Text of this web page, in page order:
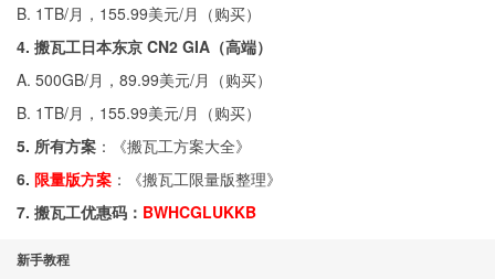
B. 1TB/月，155.99美元/月（购买）
4. 搬瓦工日本东京 CN2 GIA（高端）
A. 500GB/月，89.99美元/月（购买）
B. 1TB/月，155.99美元/月（购买）
5. 所有方案 ：《搬瓦工方案大全》
6. 限量版方案 ：《搬瓦工限量版整理》
7. 搬瓦工优惠码： BWHCGLUKKB
新手教程